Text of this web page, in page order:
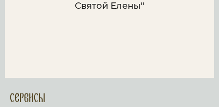
Святой Елены"
Сервисы